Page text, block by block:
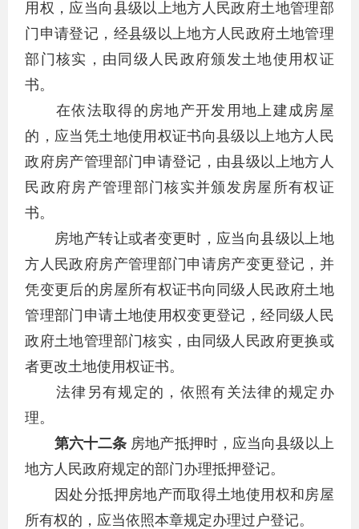
用权，应当向县级以上地方人民政府土地管理部
门申请登记，经县级以上地方人民政府土地管理
部门核实，由同级人民政府颁发土地使用权证
书。
在依法取得的房地产开发用地上建成房屋
的，应当凭土地使用权证书向县级以上地方人民
政府房产管理部门申请登记，由县级以上地方人
民政府房产管理部门核实并颁发房屋所有权证
书。
房地产转让或者变更时，应当向县级以上地
方人民政府房产管理部门申请房产变更登记，并
凭变更后的房屋所有权证书向同级人民政府土地
管理部门申请土地使用权变更登记，经同级人民
政府土地管理部门核实，由同级人民政府更换或
者更改土地使用权证书。
法律另有规定的，依照有关法律的规定办
理。
第六十二条 房地产抵押时，应当向县级以上
地方人民政府规定的部门办理抵押登记。
因处分抵押房地产而取得土地使用权和房屋
所有权的，应当依照本章规定办理过户登记。